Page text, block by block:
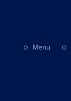
Menu